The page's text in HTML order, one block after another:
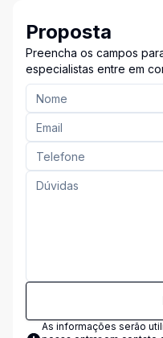
Proposta
Preencha os campos
especialistas entre em
As informações serão